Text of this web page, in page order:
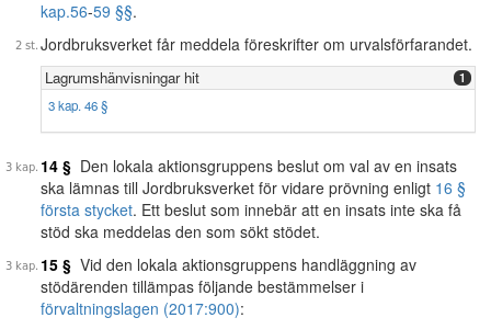
kap.56-59 §§.
Jordbruksverket får meddela föreskrifter om urvalsförfarandet.
Lagrumshänvisningar hit 1
3 kap. 46 §
14 § Den lokala aktionsgruppens beslut om val av en insats
ska lämnas till Jordbruksverket för vidare prövning enligt 16 §
första stycket. Ett beslut som innebär att en insats inte ska få
stöd ska meddelas den som sökt stödet.
15 § Vid den lokala aktionsgruppens handläggning av
stödärenden tillämpas följande bestämmelser i
förvaltningslagen (2017:900):